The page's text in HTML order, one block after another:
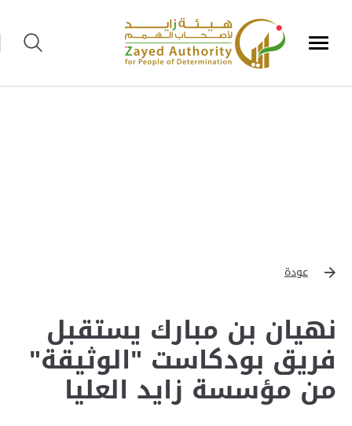
عودة
نهيان بن مبارك يستقبل
فريق بودكاست "الوثيقة"
من مؤسسة زايد العليا